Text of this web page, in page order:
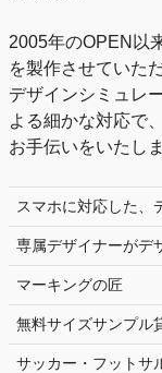
2005年のOPEN以
を製作させていた
デザインシミュレ
よる細かな対応で
お手伝いをいたしま
スマホに対応した、
専属デザイナーがデ
マーキングの匠
無料サイズサンプル
サッカー・フットサ